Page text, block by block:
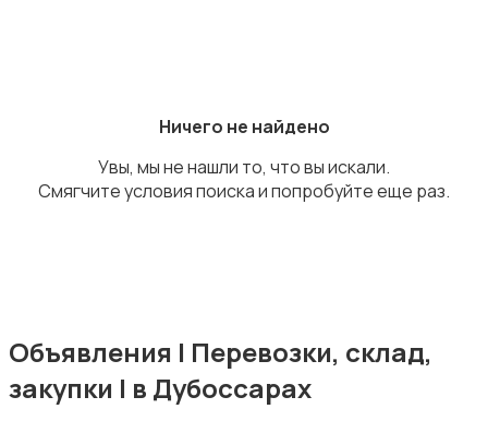
Ничего не найдено
Увы, мы не нашли то, что вы искали.
Смягчите условия поиска и попробуйте еще раз.
Объявления | Перевозки, склад,
закупки | в Дубоссарах